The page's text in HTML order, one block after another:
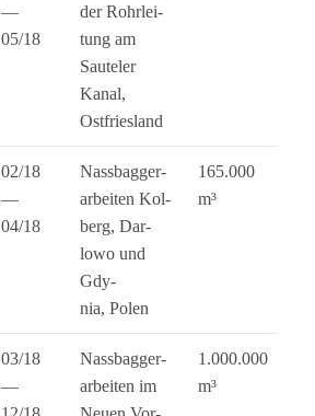
—
05/18
der Rohr­lei­
tung am
Saute­ler
Kanal,
Ostfriesland
02/18
—
04/18
Nass­bag­ger­
ar­bei­ten Kol­
berg, Dar­
lowo und
Gdy­
nia, Polen
165.000
m³
03/18
—
Nass­bag­ger­
ar­bei­ten im
1.000.000
m³